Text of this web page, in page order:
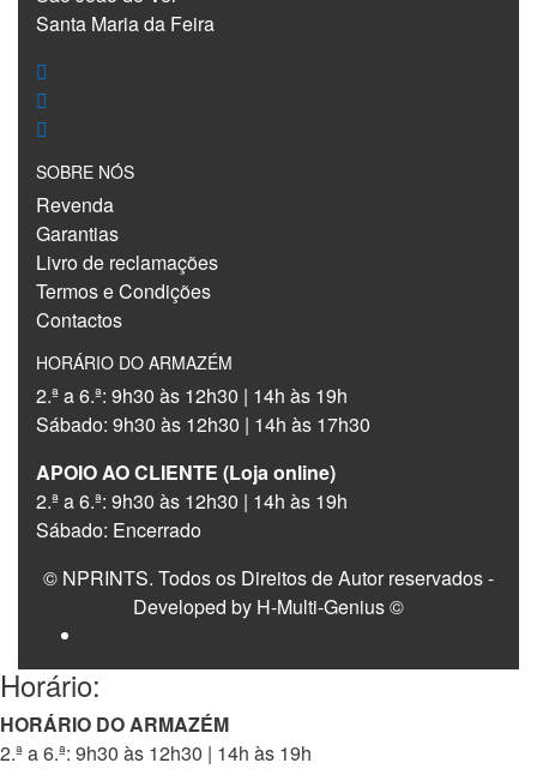
Santa Maria da Feira
SOBRE NÓS
Revenda
Garantias
Livro de reclamações
Termos e Condições
Contactos
HORÁRIO DO ARMAZÉM
2.ª a 6.ª: 9h30 às 12h30 | 14h às 19h
Sábado: 9h30 às 12h30 | 14h às 17h30
APOIO AO CLIENTE (Loja online)
2.ª a 6.ª: 9h30 às 12h30 | 14h às 19h
Sábado: Encerrado
© NPRINTS. Todos os Direitos de Autor reservados -
Developed by H-Multi-Genius ©
Horário:
HORÁRIO DO ARMAZÉM
2.ª a 6.ª: 9h30 às 12h30 | 14h às 19h